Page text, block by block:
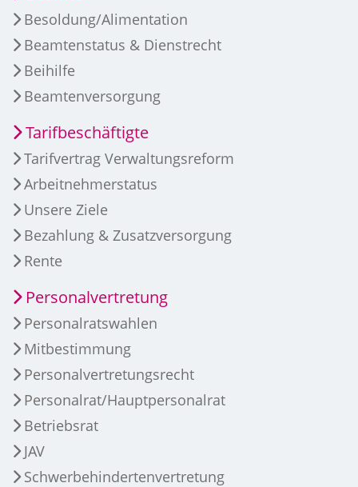
Besoldung/Alimentation
Beamtenstatus & Dienstrecht
Beihilfe
Beamtenversorgung
Tarifbeschäftigte
Tarifvertrag Verwaltungsreform
Arbeitnehmerstatus
Unsere Ziele
Bezahlung & Zusatzversorgung
Rente
Personalvertretung
Personalratswahlen
Mitbestimmung
Personalvertretungsrecht
Personalrat/Hauptpersonalrat
Betriebsrat
JAV
Schwerbehindertenvertretung